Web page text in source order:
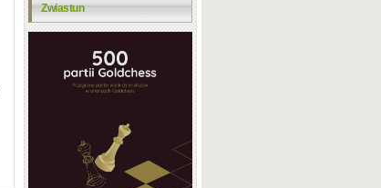
Zwiastun